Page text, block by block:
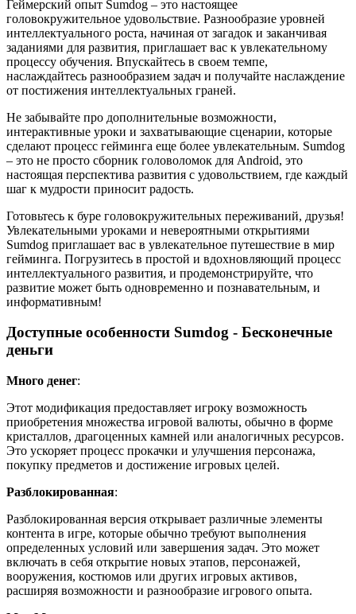
Геймерский опыт Sumdog – это настоящее
головокружительное удовольствие. Разнообразие уровней
интеллектуального роста, начиная от загадок и заканчивая
заданиями для развития, приглашает вас к увлекательному
процессу обучения. Впускайтесь в своем темпе,
наслаждайтесь разнообразием задач и получайте наслаждение
от постижения интеллектуальных граней.
Не забывайте про дополнительные возможности,
интерактивные уроки и захватывающие сценарии, которые
сделают процесс гейминга еще более увлекательным. Sumdog
– это не просто сборник головоломок для Android, это
настоящая перспектива развития с удовольствием, где каждый
шаг к мудрости приносит радость.
Готовьтесь к буре головокружительных переживаний, друзья!
Увлекательными уроками и невероятными открытиями
Sumdog приглашает вас в увлекательное путешествие в мир
гейминга. Погрузитесь в простой и вдохновляющий процесс
интеллектуального развития, и продемонстрируйте, что
развитие может быть одновременно и познавательным, и
информативным!
Доступные особенности Sumdog - Бесконечные
деньги
Много денег:
Этот модификация предоставляет игроку возможность
приобретения множества игровой валюты, обычно в форме
кристаллов, драгоценных камней или аналогичных ресурсов.
Это ускоряет процесс прокачки и улучшения персонажа,
покупку предметов и достижение игровых целей.
Разблокированная:
Разблокированная версия открывает различные элементы
контента в игре, которые обычно требуют выполнения
определенных условий или завершения задач. Это может
включать в себя открытие новых этапов, персонажей,
вооружения, костюмов или других игровых активов,
расширяя возможности и разнообразие игрового опыта.